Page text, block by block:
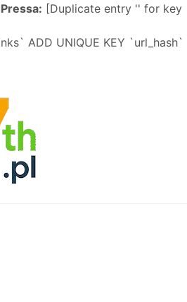
[Duplicate entry '' for key
ADD UNIQUE KEY `url_hash`